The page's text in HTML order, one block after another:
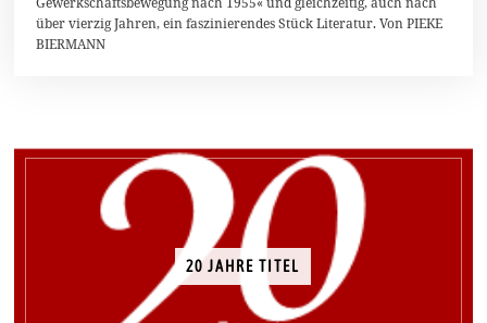
0
1
über vierzig Jahren, ein faszinierendes Stück Literatur. Von PIEKE
BIERMANN
20 JAHRE TITEL